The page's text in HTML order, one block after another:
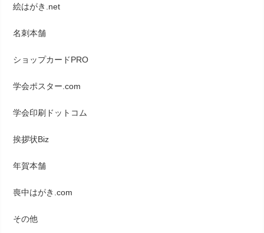
絵はがき.net
名刺本舗
ショップカードPRO
学会ポスター.com
学会印刷ドットコム
挨拶状Biz
年賀本舗
喪中はがき.com
その他